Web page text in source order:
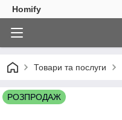
Homify
Товари та послуги
РОЗПРОДАЖ